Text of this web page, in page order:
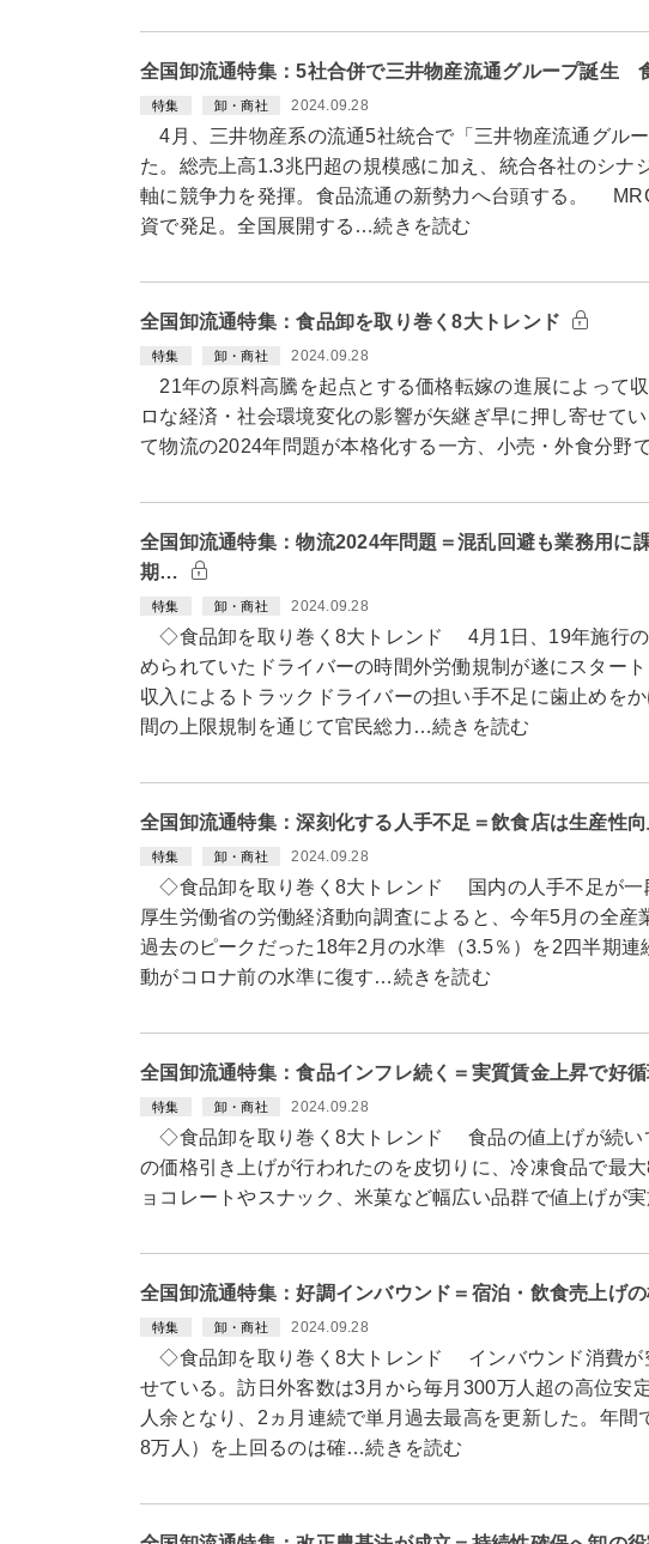
全国卸流通特集：5社合併で三井物産流通グループ誕生
特集 卸・商社 2024.09.28
4月、三井物産系の流通5社統合で「三井物産流通グル
た。総売上高1.3兆円超の規模感に加え、統合各社のシナ
軸に競争力を発揮。食品流通の新勢力へ台頭する。
資で発足。全国展開する…続きを読む
全国卸流通特集：食品卸を取り巻く8大トレンド
特集 卸・商社 2024.09.28
21年の原料高騰を起点とする価格転嫁の進展によって
ロな経済・社会環境変化の影響が矢継ぎ早に押し寄せて
て物流の2024年問題が本格化する一方、小売・外食分野
全国卸流通特集：物流2024年問題＝混乱回避も業務用
期…
特集 卸・商社 2024.09.28
◇食品卸を取り巻く8大トレンド 4月1日、19年施行の
められていたドライバーの時間外労働規制が遂にスター
収入によるトラックドライバーの担い手不足に歯止めを
間の上限規制を通じて官民総力…続きを読む
全国卸流通特集：深刻化する人手不足＝飲食店は生産性
特集 卸・商社 2024.09.28
◇食品卸を取り巻く8大トレンド 国内の人手不足が一
厚生労働省の労働経済動向調査によると、今年5月の全産
過去のピークだった18年2月の水準（3.5％）を2四半期連
動がコロナ前の水準に復す…続きを読む
全国卸流通特集：食品インフレ続く＝実質賃金上昇で好
特集 卸・商社 2024.09.28
◇食品卸を取り巻く8大トレンド 食品の値上げが続い
の価格引き上げが行われたのを皮切りに、冷凍食品で最
ョコレートやスナック、米菓など幅広い品群で値上げが
全国卸流通特集：好調インバウンド＝宿泊・飲食売上げ
特集 卸・商社 2024.09.28
◇食品卸を取り巻く8大トレンド インバウンド消費が
せている。訪日外客数は3月から毎月300万人超の高位安
人余となり、2ヵ月連続で単月過去最高を更新した。年間
8万人）を上回るのは確…続きを読む